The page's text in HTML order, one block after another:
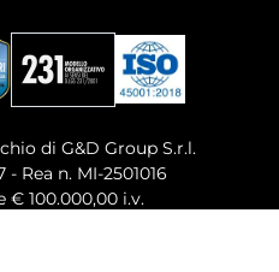
di G&D Group S.r.l.
- Rea n. MI-2501016
€ 100.000,00 i.v.